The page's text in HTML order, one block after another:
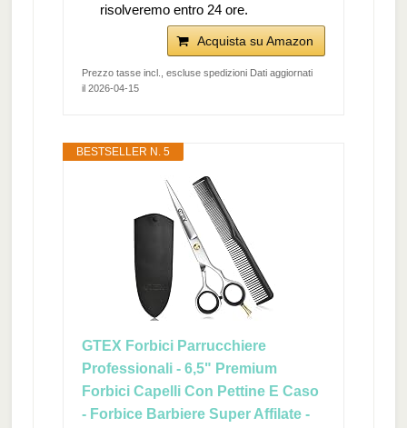
risolveremo entro 24 ore.
Acquista su Amazon
Prezzo tasse incl., escluse spedizioni Dati aggiornati
il 2026-04-15
BESTSELLER N. 5
GTEX Forbici Parrucchiere
Professionali - 6,5" Premium
Forbici Capelli Con Pettine E Caso
- Forbice Barbiere Super Affilate -